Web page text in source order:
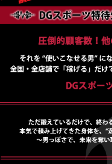
PUA'吉祥寺
PUA立川